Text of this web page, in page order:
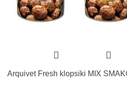
Arquivet Fresh klopsiki MIX